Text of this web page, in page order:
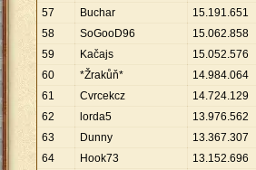
57
Buchar 15.191.651
58
SoGooD96 15.062.858
59
Kačajs 15.052.576
60
*Žrakůň* 14.984.064
61
Cvrcekcz 14.724.129
62
lorda5 13.976.562
63
Dunny 13.367.307
64
Hook73 13.152.696